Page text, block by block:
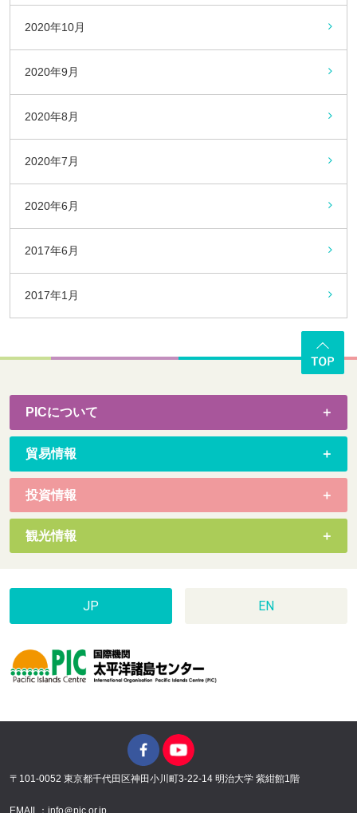
2020年10月
2020年9月
2020年8月
2020年7月
2020年6月
2017年6月
2017年1月
PICについて
貿易情報
投資情報
観光情報
JP EN
〒101-0052 東京都千代田区神田小川町3-22-14 明治大学 紫紺館1階
EMAIL：info＠pic.or.jp